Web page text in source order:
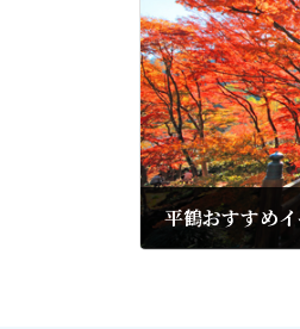
平鶴おすすめ